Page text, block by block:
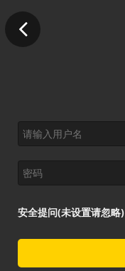
安全提问(未设置请忽略)